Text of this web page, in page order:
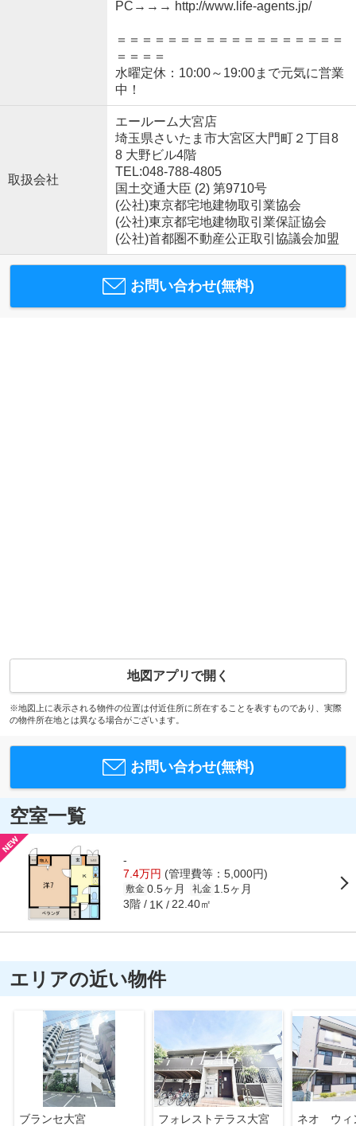
PC→→→ http://www.life-agents.jp/
＝＝＝＝＝＝＝＝＝＝＝＝＝＝＝＝＝＝
＝＝＝＝
水曜定休：10:00～19:00まで元気に営業
中！
取扱会社
エールーム大宮店
埼玉県さいたま市大宮区大門町２丁目8
8 大野ビル4階
TEL:048-788-4805
国土交通大臣 (2) 第9710号
(公社)東京都宅地建物取引業協会
(公社)東京都宅地建物取引業保証協会
(公社)首都圏不動産公正取引協議会加盟
お問い合わせ(無料)
地図アプリで開く
※地図上に表示される物件の位置は付近住所に所在することを表すものであり、実際
の物件所在地とは異なる場合がございます。
お問い合わせ(無料)
空室一覧
-
7.4万円 (管理費等：5,000円)
敷金 0.5ヶ月 礼金 1.5ヶ月
3階 1K 22.40㎡
エリアの近い物件
ブランセ大宮
フォレストテラス大宮
ネオ ウィ